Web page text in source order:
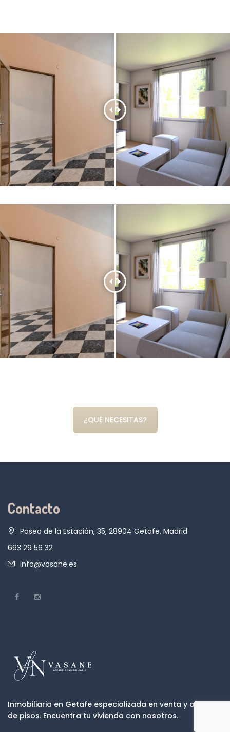
¿QUÉ NECESITAS?
Contacto
Paseo de la Estación, 35, 28904 Getafe, Madrid
693 29 56 32
info@vasane.es
Inmobiliaria en Getafe especializada en venta y alquiler
de pisos. Encuentra tu vivienda con nosotros.